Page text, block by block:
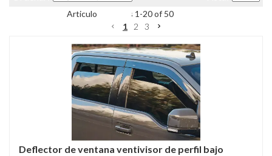
Items 1 -20of 50
1
2 3
Deflector de ventana ventivisor de perfil bajo